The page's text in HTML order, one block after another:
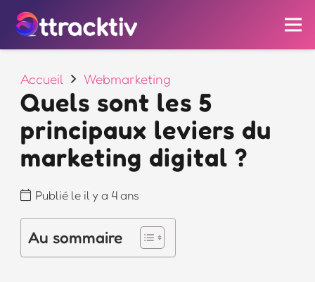
Accueil Webmarketing
Quels sont les 5
principaux leviers du
marketing digital ?
Publié le il y a 4 ans
Au sommaire